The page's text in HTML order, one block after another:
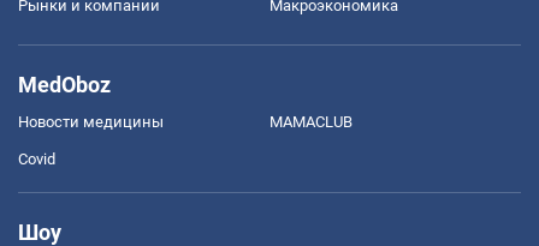
Рынки и компании Mакроэкономика
MedOboz
Новости медицины MAMACLUB
Covid
Шоу